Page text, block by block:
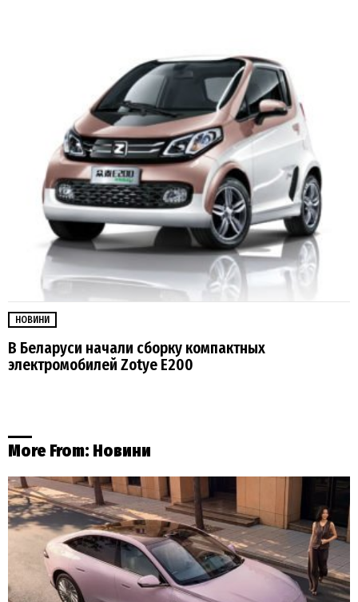
НОВИНИ
В Беларуси начали сборку компактных
электромобилей Zotye E200
More From: Новини